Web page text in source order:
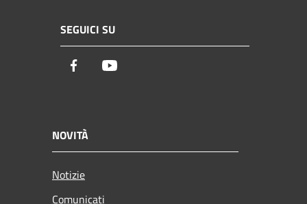
SEGUICI SU
Facebook
NOVITÀ
Notizie
Comunicati